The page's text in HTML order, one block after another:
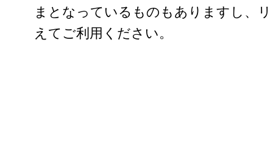
まとなっているものもありますし、
えてご利用ください。